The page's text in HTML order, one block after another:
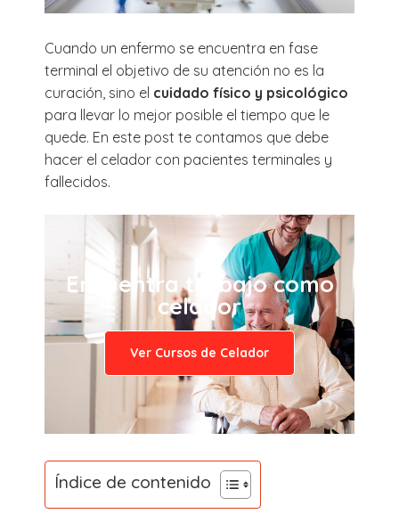
Cuando un enfermo se encuentra en fase
terminal el objetivo de su atención no es la
curación, sino el cuidado físico y psicológico
para llevar lo mejor posible el tiempo que le
quede. En este post te contamos que debe
hacer el celador con pacientes terminales y
fallecidos.
Encuentra trabajo como
celador
Ver Cursos de Celador
Índice de contenido